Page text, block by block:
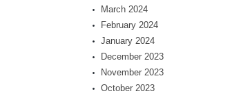
March 2024
February 2024
January 2024
December 2023
November 2023
October 2023